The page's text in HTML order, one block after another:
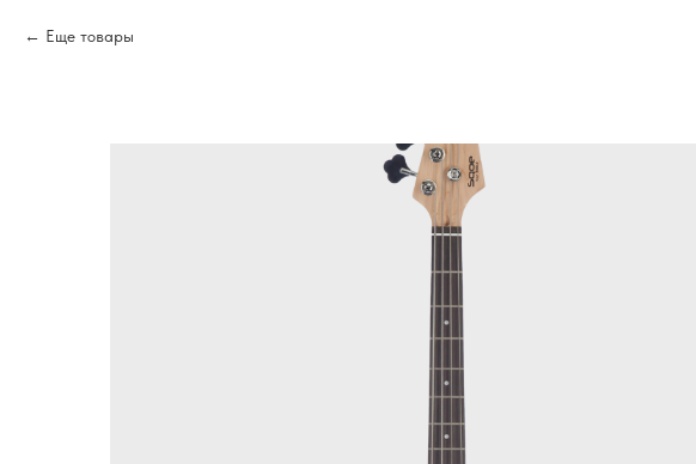
Еще товары